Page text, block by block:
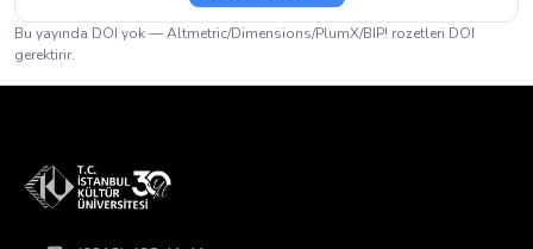
Bu yayında DOI yok — Altmetric/Dimensions/PlumX/BIP! rozetleri DOI
gerektirir.